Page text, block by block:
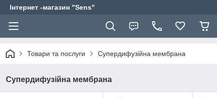
Інтернет -магазин "Sens"
Товари та послуги Супердифузійна мембрана
Супердифузійна мембрана